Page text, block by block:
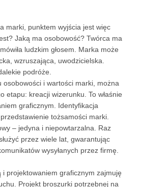
marki, punktem wyjścia jest więc
Jaką ma osobowość? Twórca ma
ludzkim głosem. Marka może
wzruszająca, uwodzicielska.
podróże.
osobowości i wartości marki, można
etapu: kreacji wizerunku. To właśnie
graficznym. Identyfikacja
tożsamości marki.
– jedyna i niepowtarzalna. Raz
przez wiele lat, gwarantując
wysyłanych przez firmę.
i projektowaniem graficznym zajmuję
Projekt broszurki potrzebnej na